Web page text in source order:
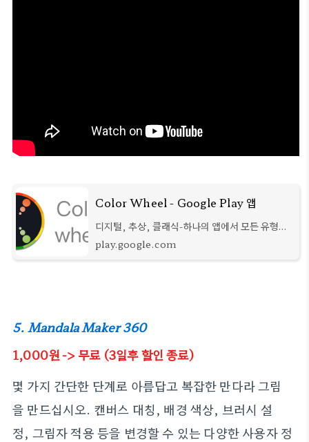
Color Wheel - Google Play 앱
디지털, 추상, 클래식-하나의 앱에서 모든 유형의
컬러 휠!
play.google.com
5. Mandala Maker 360
1,000원 -> 무료 (3일후 할인 종료)
몇 가지 간단한 단계로 아름답고 복잡한 만다라 그림
을 만드십시오. 캔버스 대칭, 배경 색상, 브러시 설
정, 그림자 적용 등을 변경할 수 있는 다양한 사용자 정